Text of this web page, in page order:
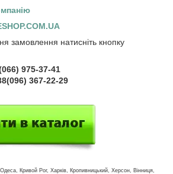
замовлення натисніть кнопку
975-37-41
367-22-29
Кривой Рог, Харків, Кропивницький, Херсон, Вінниця,